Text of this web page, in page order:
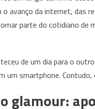
de
o
da
avanço da internet, das
parte do cotidiano de
de um dia para o
um smartphone.
glamour: